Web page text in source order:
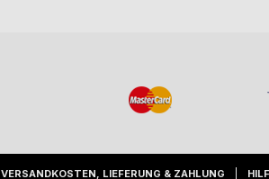
VERSANDKOSTEN, LIEFERUNG & ZAHLUNG